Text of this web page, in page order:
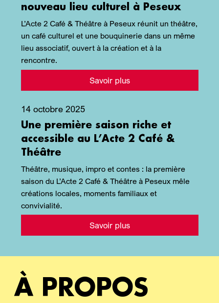
nouveau lieu culturel à Peseux
L’Acte 2 Café & Théâtre à Peseux réunit un théâtre,
un café culturel et une bouquinerie dans un même
lieu associatif, ouvert à la création et à la
rencontre.
Savoir plus
14 octobre 2025
Une première saison riche et
accessible au L’Acte 2 Café &
Théâtre
Théâtre, musique, impro et contes : la première
saison du L’Acte 2 Café & Théâtre à Peseux mêle
créations locales, moments familiaux et
convivialité.
Savoir plus
À PROPOS